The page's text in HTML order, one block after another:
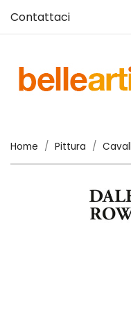
Contattaci
Home Pittura